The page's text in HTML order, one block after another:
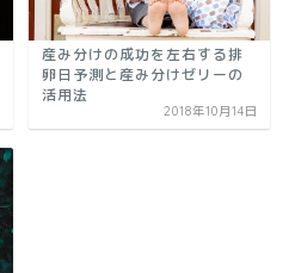
産み分けの成功を左右する排
卵日予測と産み分けゼリーの
活用法
2018年10月14日